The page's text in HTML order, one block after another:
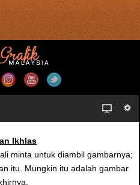
Ikhlas
minta untuk diambil gambarnya;
itu. Mungkin itu adalah gambar